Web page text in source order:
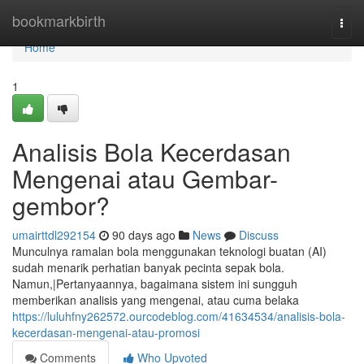
bookmarkbirth
Home
Home
1
Analisis Bola Kecerdasan
Mengenai atau Gembar-
gembor?
umairttdl292154 90 days ago News
Discuss
Munculnya ramalan bola menggunakan teknologi buatan (AI)
sudah menarik perhatian banyak pecinta sepak bola.
Namun,|Pertanyaannya, bagaimana sistem ini sungguh
memberikan analisis yang mengenai, atau cuma belaka
https://luluhfny262572.ourcodeblog.com/41634534/analisis-bola-
kecerdasan-mengenai-atau-promosi
Comments
Who Upvoted